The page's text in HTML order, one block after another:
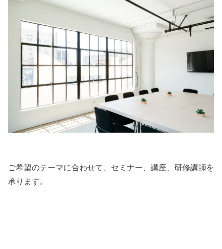
ご希望のテーマに合わせて、セミナー、講座、研修講師を
承ります。